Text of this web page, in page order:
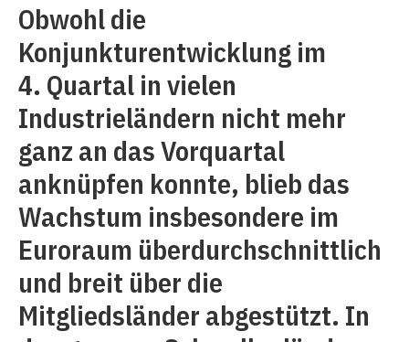
Obwohl die
Konjunkturentwicklung im
4. Quartal in vielen
Industrieländern nicht mehr
ganz an das Vorquartal
anknüpfen konnte, blieb das
Wachstum insbesondere im
Euroraum überdurchschnittlich
und breit über die
Mitgliedsländer abgestützt. In